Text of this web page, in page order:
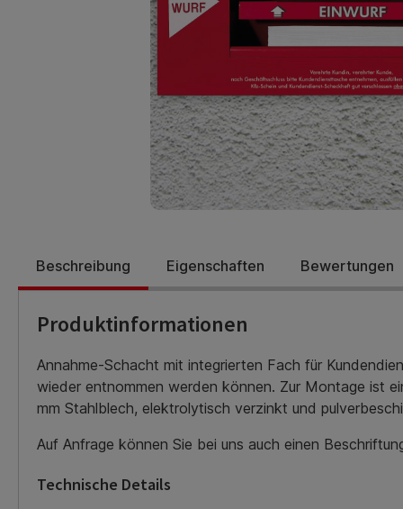
Beschreibung Eigenschaften Bewertungen
Produktinformationen
Annahme-Schacht mit integrierten Fach für
wieder entnommen werden können. Zur Montage ist
mm Stahlblech, elektrolytisch verzinkt und
Auf Anfrage können Sie bei uns auch einen
Technische Details